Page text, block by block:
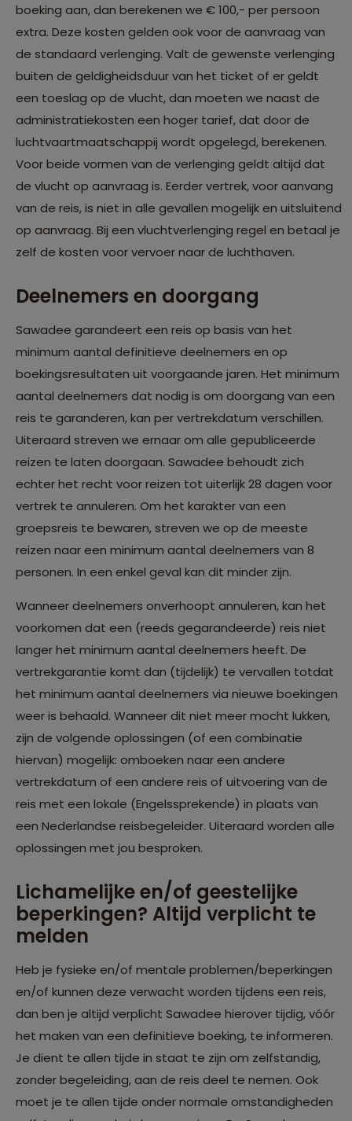
boeking aan, dan berekenen we € 100,- per persoon
extra. Deze kosten gelden ook voor de aanvraag van
de standaard verlenging. Valt de gewenste verlenging
buiten de geldigheidsduur van het ticket of er geldt
een toeslag op de vlucht, dan moeten we naast de
administratiekosten een hoger tarief, dat door de
luchtvaartmaatschappij wordt opgelegd, berekenen.
Voor beide vormen van de verlenging geldt altijd dat
de vlucht op aanvraag is. Eerder vertrek, voor aanvang
van de reis, is niet in alle gevallen mogelijk en uitsluitend
op aanvraag. Bij een vluchtverlenging regel en betaal je
zelf de kosten voor vervoer naar de luchthaven.
Deelnemers en doorgang
Sawadee garandeert een reis op basis van het
minimum aantal definitieve deelnemers en op
boekingsresultaten uit voorgaande jaren. Het minimum
aantal deelnemers dat nodig is om doorgang van een
reis te garanderen, kan per vertrekdatum verschillen.
Uiteraard streven we ernaar om alle gepubliceerde
reizen te laten doorgaan. Sawadee behoudt zich
echter het recht voor reizen tot uiterlijk 28 dagen voor
vertrek te annuleren. Om het karakter van een
groepsreis te bewaren, streven we op de meeste
reizen naar een minimum aantal deelnemers van 8
personen. In een enkel geval kan dit minder zijn.
Wanneer deelnemers onverhoopt annuleren, kan het
voorkomen dat een (reeds gegarandeerde) reis niet
langer het minimum aantal deelnemers heeft. De
vertrekgarantie komt dan (tijdelijk) te vervallen totdat
het minimum aantal deelnemers via nieuwe boekingen
weer is behaald. Wanneer dit niet meer mocht lukken,
zijn de volgende oplossingen (of een combinatie
hiervan) mogelijk: omboeken naar een andere
vertrekdatum of een andere reis of uitvoering van de
reis met een lokale (Engelssprekende) in plaats van
een Nederlandse reisbegeleider. Uiteraard worden alle
oplossingen met jou besproken.
Lichamelijke en/of geestelijke
beperkingen? Altijd verplicht te
melden
Heb je fysieke en/of mentale problemen/beperkingen
en/of kunnen deze verwacht worden tijdens een reis,
dan ben je altijd verplicht Sawadee hierover tijdig, vóór
het maken van een definitieve boeking, te informeren.
Je dient te allen tijde in staat te zijn om zelfstandig,
zonder begeleiding, aan de reis deel te nemen. Ook
moet je te allen tijde onder normale omstandigheden